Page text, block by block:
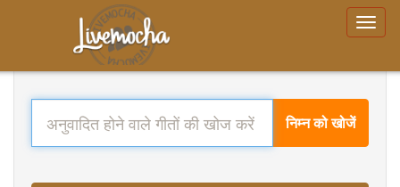
निम्न को खोजें